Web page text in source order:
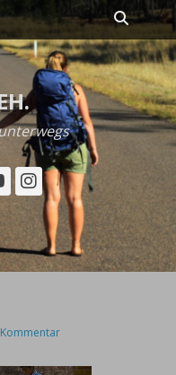
Suchen
YouTube
Instagram
Kommentar